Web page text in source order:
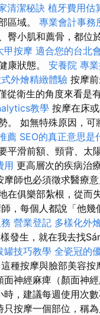
清潔秘訣 植牙費用估
區域。 專業會計事務
臀小肌和薦骨，都位
甲按摩 適合您的台北
康狀態。 安養院 專
外燴精緻體驗 按摩
從衛生的角度來看是
教學 按摩在床
。 如無特殊原因，
薦 SEO的真正意思是
平滑前額、頸背、太
用 更高層次的疾病治
師也必須徵求醫療意
在俱樂部紮根，從而
，每個人都說「他幾
營業登記 多樣化外
發生，就在我去找
罐技巧教學 全瓷冠的
種按摩與臉部美容
神經麻痺（顏面神
時，建議每週使用次
只按摩一個部位，稱為